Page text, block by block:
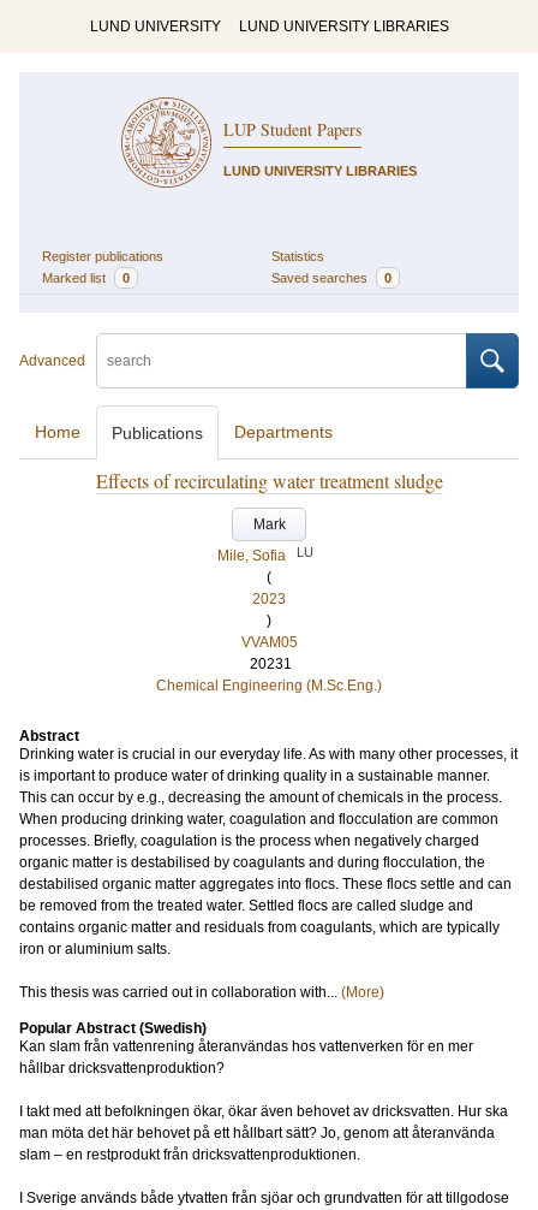
LUND UNIVERSITY LUND UNIVERSITY LIBRARIES
LUP Student Papers
LUND UNIVERSITY LIBRARIES
Register publications
Statistics
Marked list
0 Saved searches 0
Advanced
Home Publications Departments
Effects of recirculating water treatment sludge
Mark
Mile, Sofia
LU
(
2023
)
VVAM05
20231
Chemical Engineering (M.Sc.Eng.)
Abstract
Drinking water is crucial in our everyday life. As with many other processes, it
is important to produce water of drinking quality in a sustainable manner.
This can occur by e.g., decreasing the amount of chemicals in the process.
When producing drinking water, coagulation and flocculation are common
processes. Briefly, coagulation is the process when negatively charged
organic matter is destabilised by coagulants and during flocculation, the
destabilised organic matter aggregates into flocs. These flocs settle and can
be removed from the treated water. Settled flocs are called sludge and
contains organic matter and residuals from coagulants, which are typically
iron or aluminium salts.
This thesis was carried out in collaboration with... (More)
Popular Abstract (Swedish)
Kan slam från vattenrening återanvändas hos vattenverken för en mer
hållbar dricksvattenproduktion?
I takt med att befolkningen ökar, ökar även behovet av dricksvatten. Hur ska
man möta det här behovet på ett hållbart sätt? Jo, genom att återanvända
slam – en restprodukt från dricksvattenproduktionen.
I Sverige används både ytvatten från sjöar och grundvatten för att tillgodose